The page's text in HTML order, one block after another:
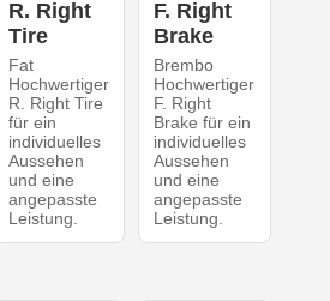
R. Right
Tire
Fat
Hochwertiger
R. Right Tire
für ein
individuelles
Aussehen
und eine
angepasste
Leistung.
F. Right
Brake
Brembo
Hochwertiger
F. Right
Brake für ein
individuelles
Aussehen
und eine
angepasste
Leistung.